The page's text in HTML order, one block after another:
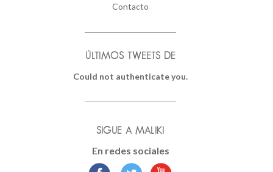
Contacto
ÚLTIMOS TWEETS DE
Could not authenticate you.
SIGUE A MALIKI
En redes sociales